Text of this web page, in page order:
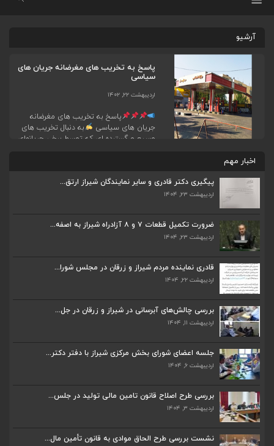
آرشیو
پاسخ به تخریب های مغرضانه جریان های
سیاسی
اردیبهشت ۲۲, ۱۴۰۲
پاسخ به تخریب های مغرضانه
جریان های سیاسی
به دنبال تخریب های
وسیع و گسترده ای که توسط برخی جریانهای
گذشته هم وجود داشته است. همانگونه که
اخبار مهم
پیگیری دکتر قادری و سایر نمایندگان شیراز ارتق...
اردیبهشت ۲۳, ۱۴۰۴
ضرورت تکمیل قطعات ۷ و ۸ آزادراه شیراز به اصفه...
اردیبهشت ۲۳, ۱۴۰۴
قادری نماینده مردم شیراز و زرقان در مجلس شورا...
اردیبهشت ۲۲, ۱۴۰۴
بررسی چالش‌های آبرسانی در شیراز و زرقان در جل...
اردیبهشت ۱۱, ۱۴۰۴
جلسه اعضای شورای بخش مرکزی شیراز با دفتر دکتر...
اردیبهشت ۶, ۱۴۰۴
بررسی طرح اصلاح قانون تامین مالی تولید در جلس...
اردیبهشت ۳, ۱۴۰۴
نشست بررسی طرح الحاق موادی به قانون تأمین مال...
ضرورت تکمیل قطعات ۷ و ۸ آزادراه شیراز به اصفه...
قادری نماینده مردم شیراز و زرقان در مجلس شورا...
بررسی چالش‌های آبرسانی در شیراز و زرقان در جل...
جلسه اعضای شورای بخش مرکزی شیراز با دفتر دکتر...
اردیبهشت ۶, ۱۴۰۴
پیگیری دکتر قادری و سایر نمایندگان شیراز ارتق...
اردیبهشت ۲۳, ۱۴۰۴